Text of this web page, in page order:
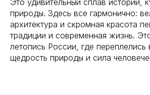
Это удивительный сплав истории,
природы. Здесь все гармонично:
архитектура и скромная красота
традиции и современная жизнь.
летопись России, где переплелись
щедрость природы и сила